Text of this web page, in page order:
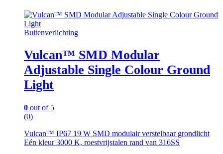
Buitenverlichting
Vulcan™ SMD Modular
Adjustable Single Colour Ground
Light
0 out of 5
(0)
Vulcan™ IP67 19 W SMD modulair verstelbaar grondlicht
Eén kleur 3000 K, roestvrijstalen rand van 316SS